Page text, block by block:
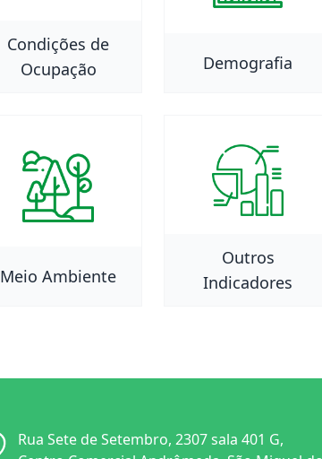
Condições de
Ocupação
Demografia
Meio Ambiente
Outros
Indicadores
Rua Sete de Setembro, 2307 sala 401 G,